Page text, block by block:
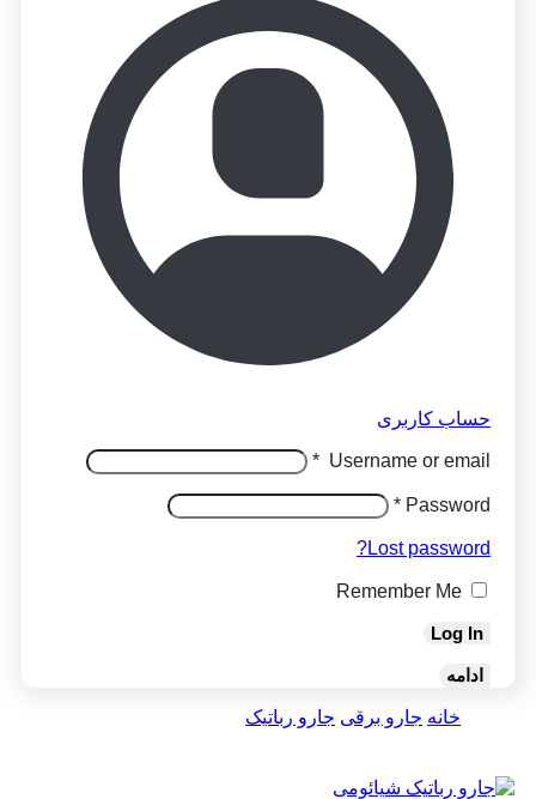
حساب کاربری
Username or email
*
Password
*
Lost password?
Remember Me
Log In
ادامه
خانه جارو برقی جارو رباتیک